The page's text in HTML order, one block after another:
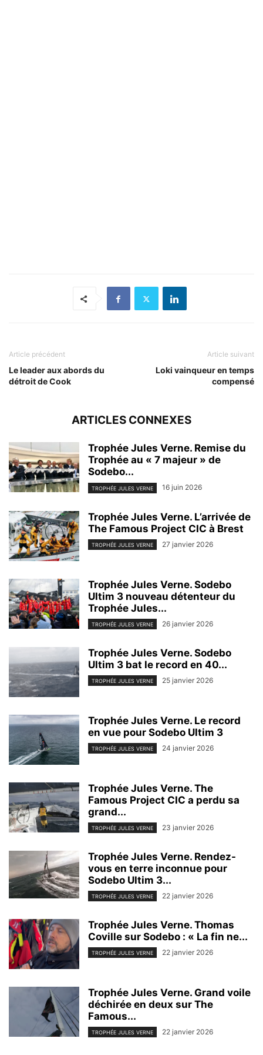
Article précédent
Le leader aux abords du
détroit de Cook
Article suivant
Loki vainqueur en temps
compensé
ARTICLES CONNEXES
Trophée Jules Verne. Remise du
Trophée au « 7 majeur » de
Sodebo...
TROPHÉE JULES VERNE 16 juin 2026
Trophée Jules Verne. L’arrivée de
The Famous Project CIC à Brest
TROPHÉE JULES VERNE 27 janvier 2026
Trophée Jules Verne. Sodebo
Ultim 3 nouveau détenteur du
Trophée Jules...
TROPHÉE JULES VERNE 26 janvier 2026
Trophée Jules Verne. Sodebo
Ultim 3 bat le record en 40...
TROPHÉE JULES VERNE 25 janvier 2026
Trophée Jules Verne. Le record
en vue pour Sodebo Ultim 3
TROPHÉE JULES VERNE 24 janvier 2026
Trophée Jules Verne. The
Famous Project CIC a perdu sa
grand...
TROPHÉE JULES VERNE 23 janvier 2026
Trophée Jules Verne. Rendez-
vous en terre inconnue pour
Sodebo Ultim 3...
TROPHÉE JULES VERNE 22 janvier 2026
Trophée Jules Verne. Thomas
Coville sur Sodebo : « La fin ne...
TROPHÉE JULES VERNE 22 janvier 2026
Trophée Jules Verne. Grand voile
déchirée en deux sur The
Famous...
TROPHÉE JULES VERNE 22 janvier 2026